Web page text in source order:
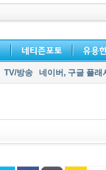
TV/방송 네이버, 구글 플